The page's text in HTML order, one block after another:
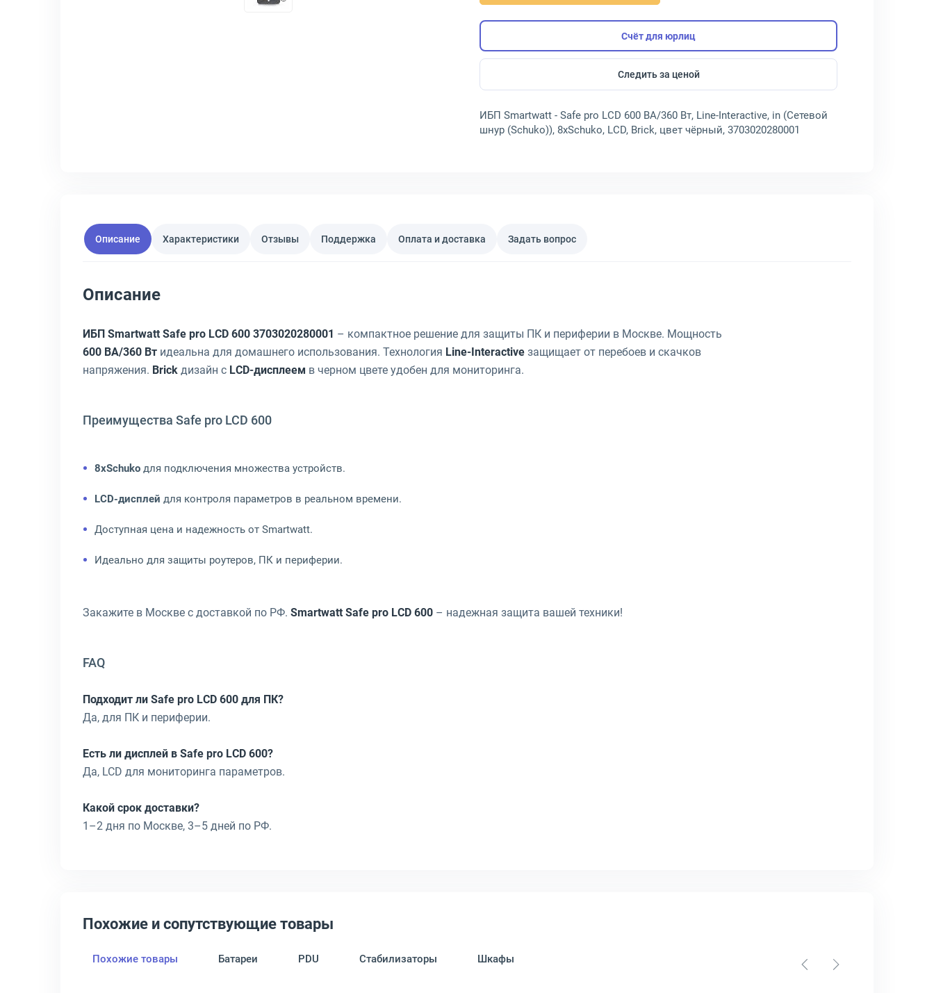
Счёт для юрлиц
Следить за ценой
ИБП Smartwatt - Safe pro LCD 600 ВА/360 Вт, Line-Interactive, in (Сетевой
шнур (Schuko)), 8xSchuko, LCD, Brick, цвет чёрный, 3703020280001
Описание Характеристики Отзывы Поддержка Оплата и доставка Задать вопрос
Описание
ИБП Smartwatt Safe pro LCD 600 3703020280001 – компактное решение для защиты ПК и периферии в Москве. Мощность
600 ВА/360 Вт идеальна для домашнего использования. Технология Line-Interactive защищает от перебоев и скачков
напряжения. Brick дизайн с LCD-дисплеем в черном цвете удобен для мониторинга.
Преимущества Safe pro LCD 600
8xSchuko для подключения множества устройств.
LCD-дисплей для контроля параметров в реальном времени.
Доступная цена и надежность от Smartwatt.
Идеально для защиты роутеров, ПК и периферии.
Закажите в Москве с доставкой по РФ. Smartwatt Safe pro LCD 600 – надежная защита вашей техники!
FAQ
Подходит ли Safe pro LCD 600 для ПК?
Да, для ПК и периферии.
Есть ли дисплей в Safe pro LCD 600?
Да, LCD для мониторинга параметров.
Какой срок доставки?
1–2 дня по Москве, 3–5 дней по РФ.
Похожие и сопутствующие товары
Похожие товары Батареи PDU Стабилизаторы Шкафы